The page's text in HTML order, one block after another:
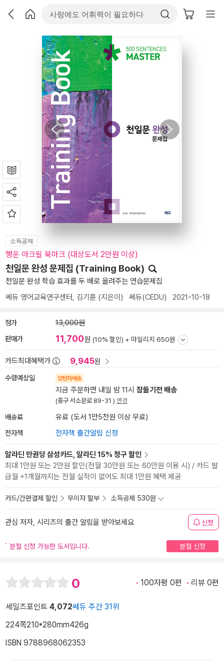
소득공제
행운 아크릴 북마크 (대상도서 2만원 이상)
천일문 완성 문제집 (Training Book)
천일문 완성 학습 효과를 두 배로 올려주는 연습문제집
쎄듀 영어교육연구센터, 김기훈 (지은이) 쎄듀(CEDU) 2021-10-18
정가 13,000원
판매가 11,700원 (10% 할인) + 마일리지 650원
카드최대혜택가 9,945원
수령예상일 양탄자배송
지금 주문하면 내일 밤 11시 잠들기전 배송
(중구 서소문로 89-31 ) 변경
배송료 유료 (도서 1만5천원 이상 무료)
전자책 전자책 출간알림 신청
알라딘 만권당 삼성카드, 알라딘 15% 청구 할인
최대 1만원 또는 2만원 할인(전월 30만원 또는 60만원 이용 시) / 카드 발
급월 +1개월까지는 전월 실적이 없어도 최대 1만원 혜택 제공
카드/간편결제 할인 무이자 할부 소득공제 530원
관심 저자, 시리즈의 출간 알림을 받아보세요 신청
분철 신청 가능한 도서입니다. 분철 신청
0 100자평 0편 리뷰 0편
세일즈포인트 4,072쎄듀 주간 31위
224쪽210*280mm426g
ISBN 9788968062353